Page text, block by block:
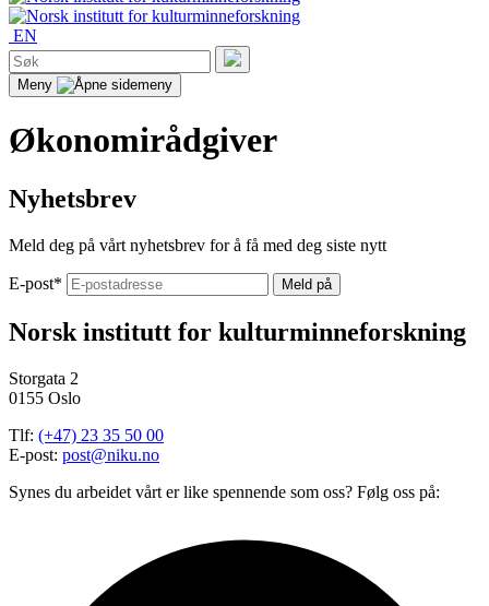
EN
Søk
etter:
Søk
Meny
Økonomirådgiver
Nyhetsbrev
Meld deg på vårt nyhetsbrev for å få med deg siste nytt
E-post*
Norsk institutt for kulturminneforskning
Storgata 2
0155 Oslo
Tlf: (+47) 23 35 50 00
E-post: post@niku.no
Synes du arbeidet vårt er like spennende som oss? Følg oss på: